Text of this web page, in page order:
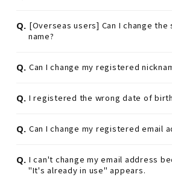
Q. [Overseas users] Can I change
name?
Q. Can I change my registered
Q. I registered the wrong date of
Q. Can I change my registered email
Q. I can't change my email address
"It's already in use" appears.